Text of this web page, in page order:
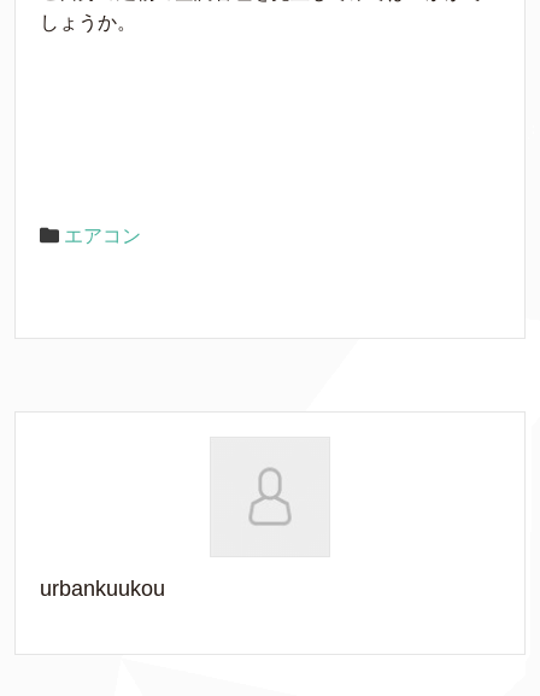
しょうか。
エアコン
urbankuukou